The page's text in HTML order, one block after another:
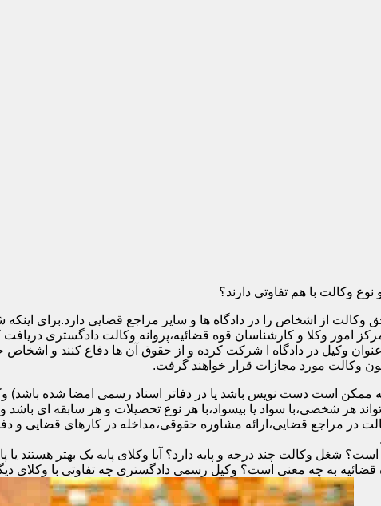
وکالت با هم تفاوتی دارند؟
از اشخاص را در دادگاه ها و سایر مراجع قضایی دارد.برای اینکه
امور وکلا و کارشناسان قوه قضائیه،پروانه وکالت دادگستری
وکیل در دادگاه ا شرکت کرده و از حقوق آن ها دفاع کنند و اشخاص
وکالت مورد مجازات قرار خواهند گرفت.
ممکن است دست نویس باشد یا در دفاتر اسناد رسمی امضا شده
هر شخصی،با سواد یا بیسواد،با هر نوع تحصیلات و هر سابقه ای
در مراجع قضایی،ارائه مشاوره حقوقی،مداخله در کارهای قضایی و
شغل وکالت چند درجه و پایه دارد؟ آیا وکلای پایه یک بهتر هستند
به چه معنی است؟ وکیل رسمی دادگستری چه تفاوتی با وکلای